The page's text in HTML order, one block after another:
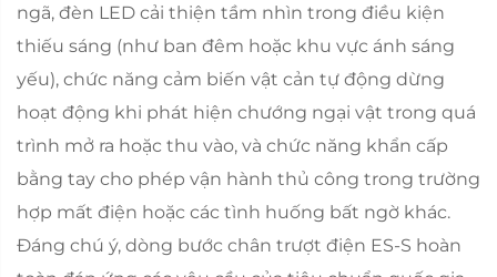
ngã, đèn LED cải thiện tầm nhìn trong điều kiện
thiếu sáng (như ban đêm hoặc khu vực ánh sáng
yếu), chức năng cảm biến vật cản tự động dừng
hoạt động khi phát hiện chướng ngại vật trong quá
trình mở ra hoặc thu vào, và chức năng khẩn cấp
bằng tay cho phép vận hành thủ công trong trường
hợp mất điện hoặc các tình huống bất ngờ khác.
Đáng chú ý, dòng bước chân trượt điện ES-S hoàn